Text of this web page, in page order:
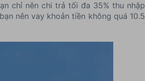
chỉ nên chi trả tối đa 35% thu nhập
nên vay khoản tiền không quá 10.5